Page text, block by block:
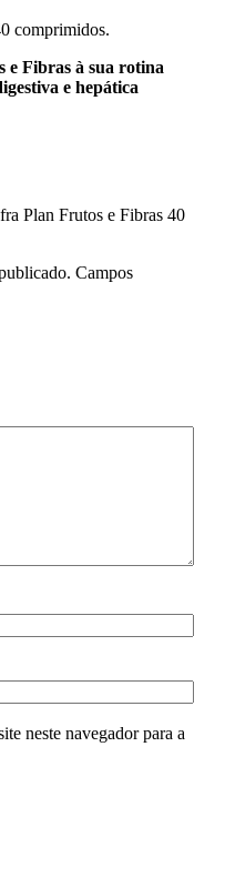
comprimidos.
e Fibras à sua rotina
e hepática
Plan Frutos e Fibras 40
Campos
neste navegador para a